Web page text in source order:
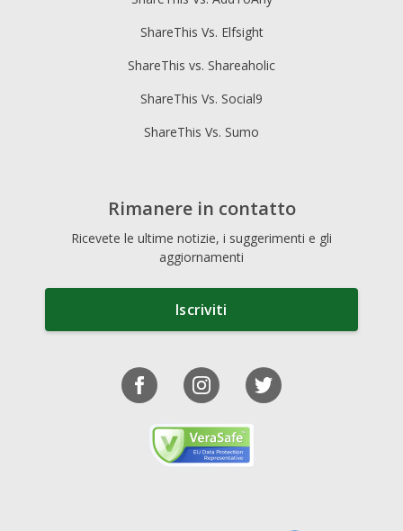
ShareThis Vs. Elfsight
ShareThis vs. Shareaholic
ShareThis Vs. Social9
ShareThis Vs. Sumo
Rimanere in contatto
Ricevete le ultime notizie, i suggerimenti e gli
aggiornamenti
Iscriviti